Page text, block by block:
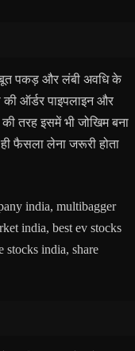
पकड़ और लंबी अवधि के
की ऑर्डर पाइपलाइन और
तरह इसमें भी जोखिम बना
फैसला लेना जरूरी होता
india, multibagger
india, best ev stocks
stocks india, share